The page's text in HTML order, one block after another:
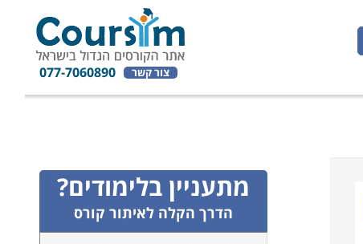
צור קשר 077-7060890
מתעניין בלימודים?
הדרך הקלה לאיתור קורס